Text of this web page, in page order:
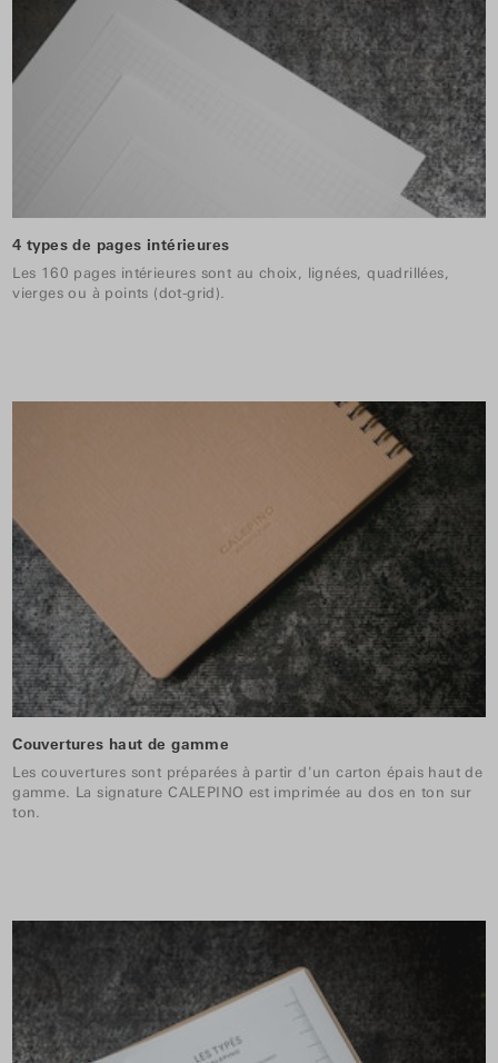
4 types de pages intérieures
Les 160 pages intérieures sont au choix, lignées, quadrillées,
vierges ou à points (dot-grid).
Couvertures haut de gamme
Les couvertures sont préparées à partir d'un carton épais haut de
gamme. La signature CALEPINO est imprimée au dos en ton sur
ton.